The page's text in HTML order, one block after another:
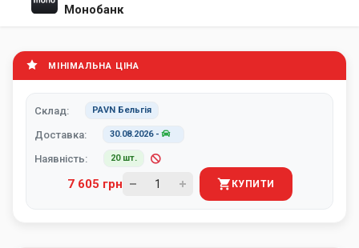
Монобанк
МІНІМАЛЬНА ЦІНА
Склад: PAVN Бельгія
Доставка: 30.08.2026-
Наявність: 20 шт.
7 605 грн КУПИТИ